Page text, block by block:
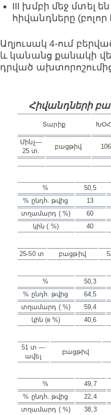
III խմբի մեջ մտել
հիվանդները
Աղյուսակ 4-ում
և կանանց քանակի
դրված
Հիվանդների
Տարիք
Մինչ—
25 տ.
բացթիվ 106
%
50,5
% ընդհ. թվից
13
տղամարդ ( %)
60
կին ( %)
40
25-50 տ բացթիվ
%
50,3
% ընդհ. թվից
64,5
տղամարդ ( %)
59,4
կին (в %)
40,6
51 տ —
ավել
բացթիվ
%
49,7
% ընդհ. թվից
22,4
տղամարդ ( %)
38,3